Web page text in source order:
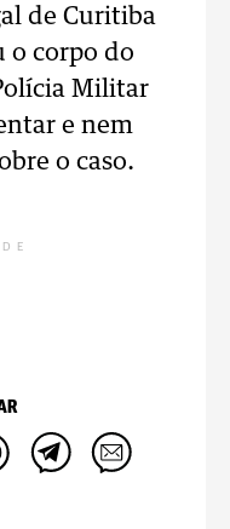
de Curitiba
o corpo do
Militar
e nem
o caso.